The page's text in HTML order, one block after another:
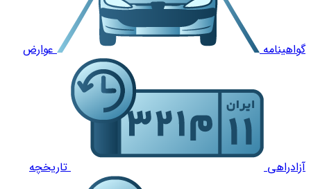
گواهینامه عوارض
آزادراهی تاریخچه